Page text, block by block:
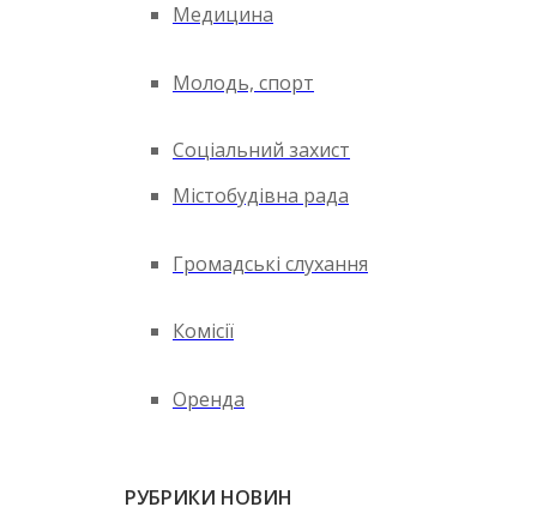
Медицина
Молодь, спорт
Соціальний захист
Містобудівна рада
Громадські слухання
Комісії
Оренда
РУБРИКИ НОВИН